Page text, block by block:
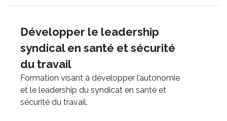
Développer le leadership
syndical en santé et sécurité
du travail
Formation visant à développer l’autonomie
et le leadership du syndicat en santé et
sécurité du travail.